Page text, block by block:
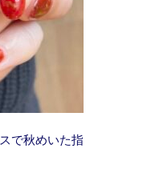
で秋めいた指